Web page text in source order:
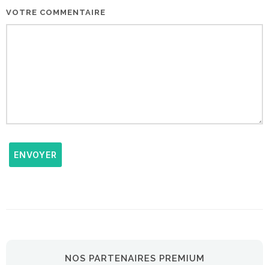
VOTRE COMMENTAIRE
ENVOYER
NOS PARTENAIRES PREMIUM